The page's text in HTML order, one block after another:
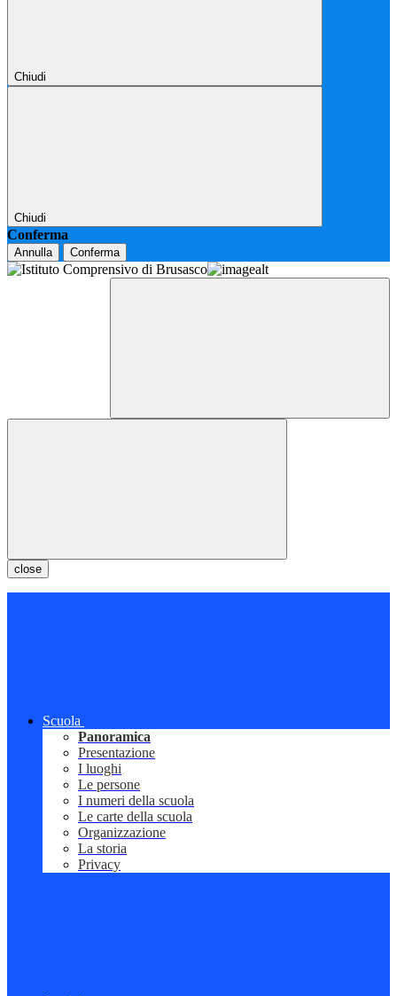
Chiudi
Chiudi
Conferma
Annulla Conferma
close
Scuola
Panoramica
Presentazione
I luoghi
Le persone
I numeri della scuola
Le carte della scuola
Organizzazione
La storia
Privacy